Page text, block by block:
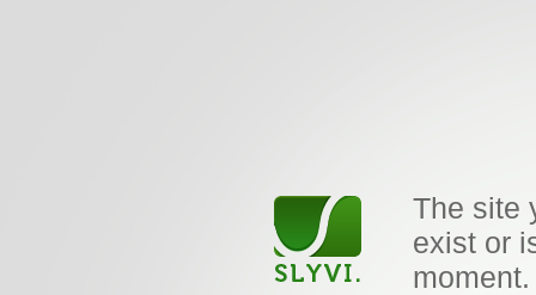
The site
exist or
moment.